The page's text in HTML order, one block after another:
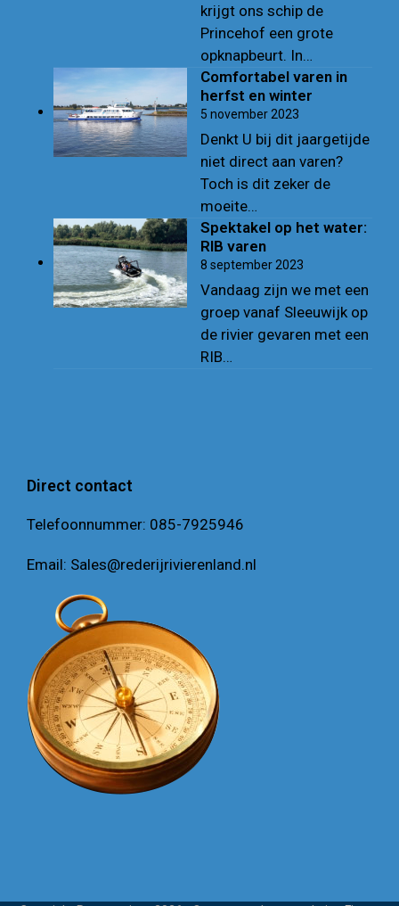
krijgt ons schip de
Princehof een grote
opknapbeurt. In…
Comfortabel varen in
herfst en winter
5 november 2023
Denkt U bij dit jaargetijde
niet direct aan varen?
Toch is dit zeker de
moeite…
Spektakel op het water:
RIB varen
8 september 2023
Vandaag zijn we met een
groep vanaf Sleeuwijk op
de rivier gevaren met een
RIB…
Direct contact
Telefoonnummer: 085-7925946
Email: Sales@rederijrivierenland.nl